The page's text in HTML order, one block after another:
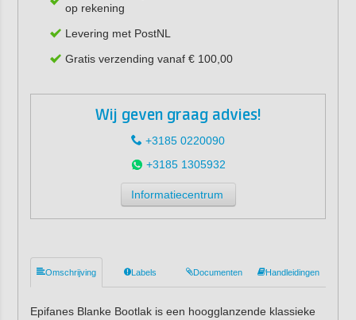
op rekening
Levering met PostNL
Gratis verzending vanaf € 100,00
Wij geven graag advies!
+3185 0220090
+3185 1305932
Informatiecentrum
Omschrijving Labels Documenten Handleidingen
Epifanes Blanke Bootlak is een hoogglanzende klassieke